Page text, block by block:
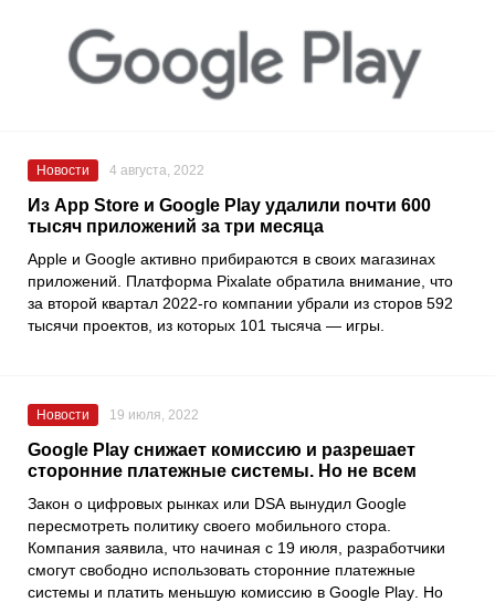
Новости 4 августа, 2022
Из App Store и Google Play удалили почти 600
тысяч приложений за три месяца
Apple и Google активно прибираются в своих магазинах
приложений. Платформа Pixalate обратила внимание, что
за второй квартал 2022-го компании убрали из сторов 592
тысячи проектов, из которых 101 тысяча — игры.
Новости 19 июля, 2022
Google Play снижает комиссию и разрешает
сторонние платежные системы. Но не всем
Закон о цифровых рынках или DSA вынудил Google
пересмотреть политику своего мобильного стора.
Компания заявила, что начиная с 19 июля, разработчики
смогут свободно использовать сторонние платежные
системы и платить меньшую комиссию в Google Play . Но